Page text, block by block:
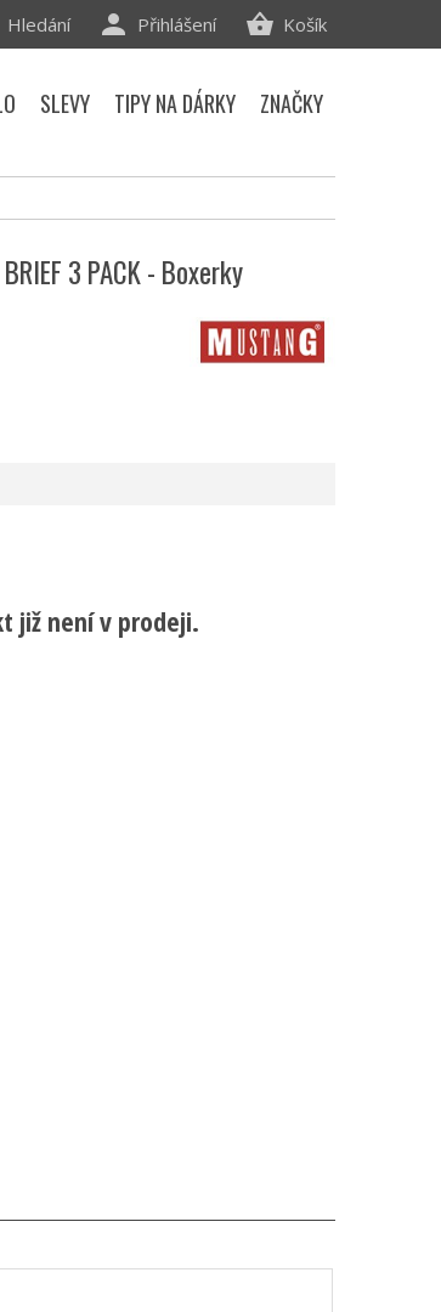
BRIEF 3 PACK - Boxerky
již není v prodeji.
Košík
Přihlášení
Hledání
SLEVY TIPY NA DÁRKY ZNAČKY